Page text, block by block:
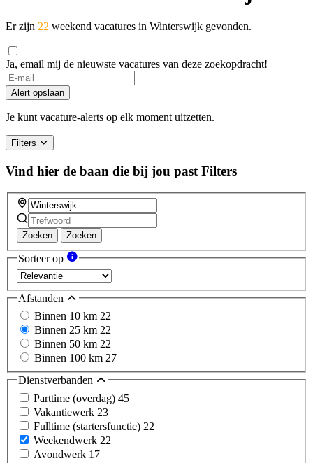
Er zijn 22 weekend vacatures in Winterswijk gevonden.
Ja, email mij de nieuwste vacatures van deze zoekopdracht!
If
you
are
a
ignore
this
field
Alert opslaan
Je kunt vacature-alerts op elk moment uitzetten.
Filters
Vind hier de baan die bij jou past Filters
Zoeken Zoeken
Sorteer op
Afstanden
Binnen 10 km 22
Binnen 25 km 22
Binnen 50 km 22
Binnen 100 km 27
Dienstverbanden
Parttime (overdag) 45
Vakantiewerk 23
Fulltime (startersfunctie) 22
Weekendwerk 22
Avondwerk 17